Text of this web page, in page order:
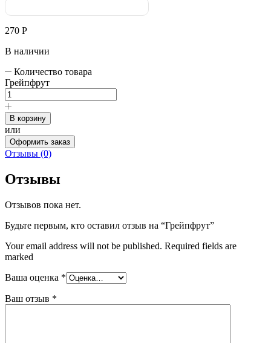
270 Р
В наличии
Количество товара
Грейпфрут
В корзину
или
Оформить заказ
Отзывы (0)
Отзывы
Отзывов пока нет.
Будьте первым, кто оставил отзыв на “Грейпфрут”
Your email address will not be published. Required fields are
marked
Ваша оценка *
Ваш отзыв *